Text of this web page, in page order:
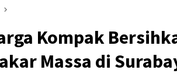
Kompak
Massa di